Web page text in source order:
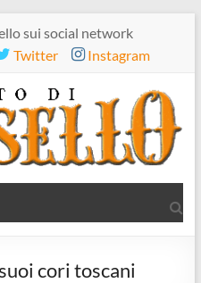
sui social network
Twitter Instagram
cori toscani